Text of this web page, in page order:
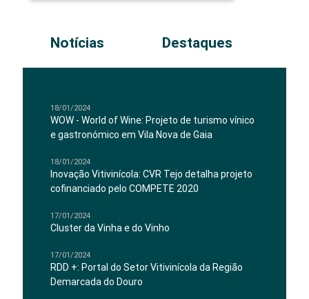
Notícias Destaques
18/01/2024
WOW - World of Wine: Projeto de turismo vínico
e gastronómico em Vila Nova de Gaia
18/01/2024
Inovação Vitivinícola: CVR Tejo detalha projeto
cofinanciado pelo COMPETE 2020
17/01/2024
Cluster da Vinha e do Vinho
17/01/2024
RDD +: Portal do Setor Vitivinícola da Região
Demarcada do Douro